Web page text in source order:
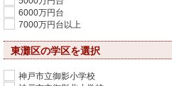
6000万円台
7000万円台以上
東灘区の学区を選択
神戸市立御影小学校